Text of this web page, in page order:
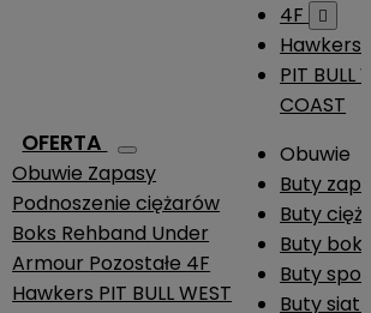
OFERTA
Obuwie Zapasy
Podnoszenie ciężarów
Boks Rehband Under
Armour Pozostałe 4F
Hawkers PIT BULL WEST
4F

Hawkers
PIT BULL
COAST
Obuwie
Buty
Buty
Buty
Buty
Buty